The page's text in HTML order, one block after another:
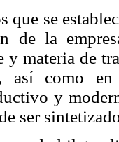
que se
de la
y materia de
así como en
y
ser